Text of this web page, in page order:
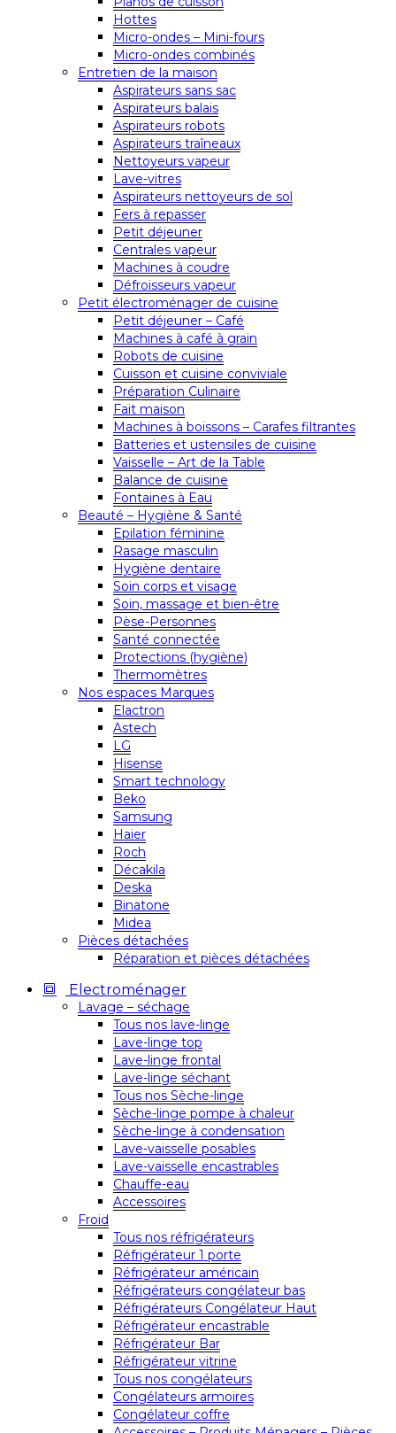
Hottes
Micro-ondes – Mini-fours
Micro-ondes combinés
Entretien de la maison
Aspirateurs sans sac
Aspirateurs balais
Aspirateurs robots
Aspirateurs traîneaux
Nettoyeurs vapeur
Lave-vitres
Aspirateurs nettoyeurs de sol
Fers à repasser
Petit déjeuner
Centrales vapeur
Machines à coudre
Défroisseurs vapeur
Petit électroménager de cuisine
Petit déjeuner – Café
Machines à café à grain
Robots de cuisine
Cuisson et cuisine conviviale
Préparation Culinaire
Fait maison
Machines à boissons – Carafes filtrantes
Batteries et ustensiles de cuisine
Vaisselle – Art de la Table
Balance de cuisine
Fontaines à Eau
Beauté – Hygiène & Santé
Epilation féminine
Rasage masculin
Hygiène dentaire
Soin corps et visage
Soin, massage et bien-être
Pèse-Personnes
Santé connectée
Protections (hygiène)
Thermomètres
Nos espaces Marques
Elactron
Astech
LG
Hisense
Smart technology
Beko
Samsung
Haier
Roch
Décakila
Deska
Binatone
Midea
Pièces détachées
Réparation et pièces détachées
Electroménager
Lavage – séchage
Tous nos lave-linge
Lave-linge top
Lave-linge frontal
Lave-linge séchant
Tous nos Sèche-linge
Sèche-linge pompe à chaleur
Sèche-linge à condensation
Lave-vaisselle posables
Lave-vaisselle encastrables
Chauffe-eau
Accessoires
Froid
Tous nos réfrigérateurs
Réfrigérateur 1 porte
Réfrigérateur américain
Réfrigérateurs congélateur bas
Réfrigérateurs Congélateur Haut
Réfrigérateur encastrable
Réfrigérateur Bar
Réfrigérateur vitrine
Tous nos congélateurs
Congélateurs armoires
Congélateur coffre